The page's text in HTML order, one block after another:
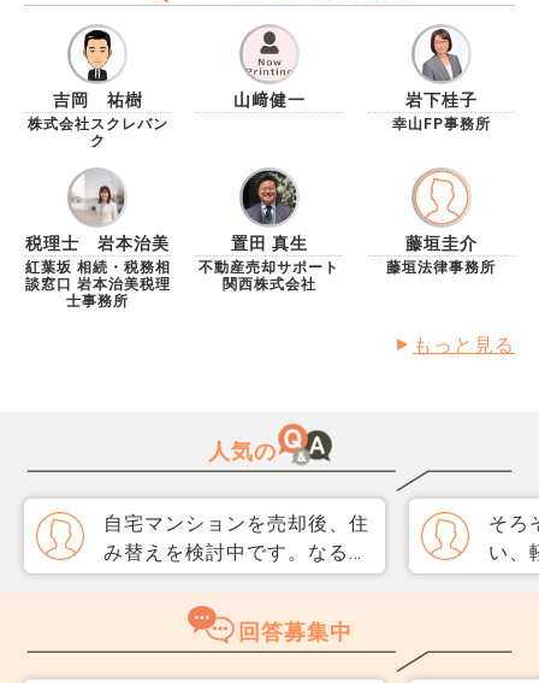
吉岡 祐樹
株式会社スクレバン
ク
山﨑健一 岩下桂子
幸山FP事務所
税理士 岩本治美
紅葉坂 相続・税務相
談窓口 岩本治美税理
士事務所
置田 真生
不動産売却サポート
関西株式会社
藤垣圭介
藤垣法律事務所
もっと見る
人気の
自宅マンションを売却後、住
み替えを検討中です。なるべ
く3か月以内に売却をしたい
のですが、一般媒介と専任媒
介で迷っています。 窓口は
そろ
い、
取り
回答募集中